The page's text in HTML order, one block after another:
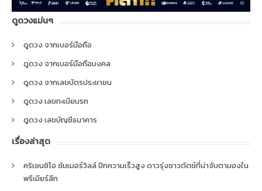
ดูดวงแม่นๆ
ดูดวง จากเบอร์มือถือ
ดูดวง จากเบอร์มือถือมงคล
ดูดวง จากเลขบัตรประชาชน
ดูดวง เลขทะเบียนรถ
ดูดวง เลขบัญชีธนาคาร
เรื่องล่าสุด
คริเซนซิโอ ซัมเมอร์วิลล์ ปีกความเร็วสูง ดาวรุ่งชาวดัตช์ที่น่าจับตามองใน
พรีเมียร์ลีก